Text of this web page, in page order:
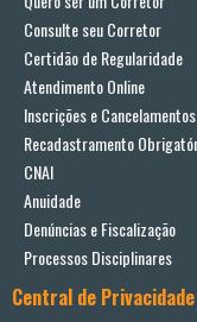
Consulte seu Corretor
Certidão de Regularidade
Atendimento Online
Inscrições e Cancelamentos
Recadastramento
CNAI
Anuidade
Denúncias e Fiscalização
Processos Disciplinares
Central de Privacidade